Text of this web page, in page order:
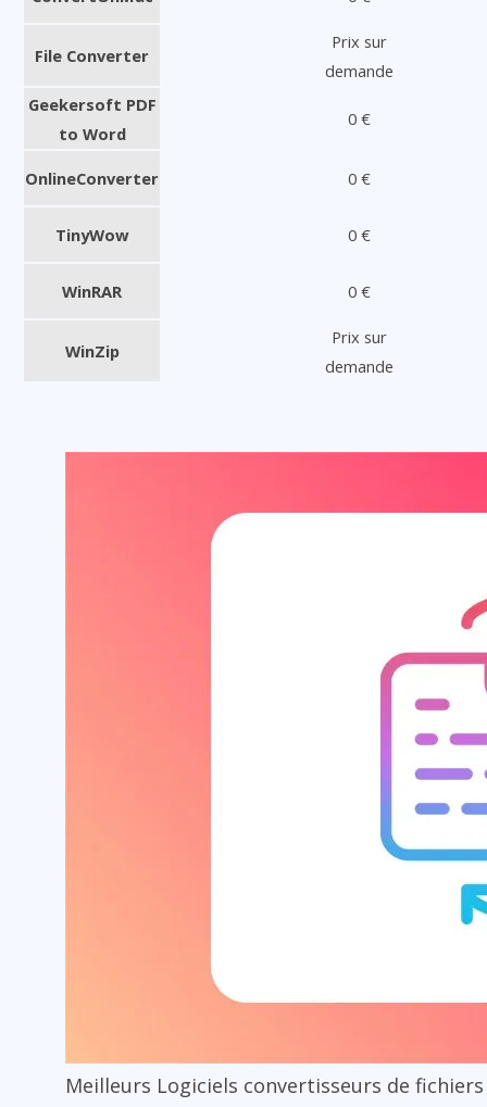
File Converter
Prix sur
demande
Geekersoft PDF
to Word
0 €
OnlineConverter 0 €
TinyWow 0 €
WinRAR 0 €
WinZip
Prix sur
demande
Meilleurs Logiciels convertisseurs de fichiers